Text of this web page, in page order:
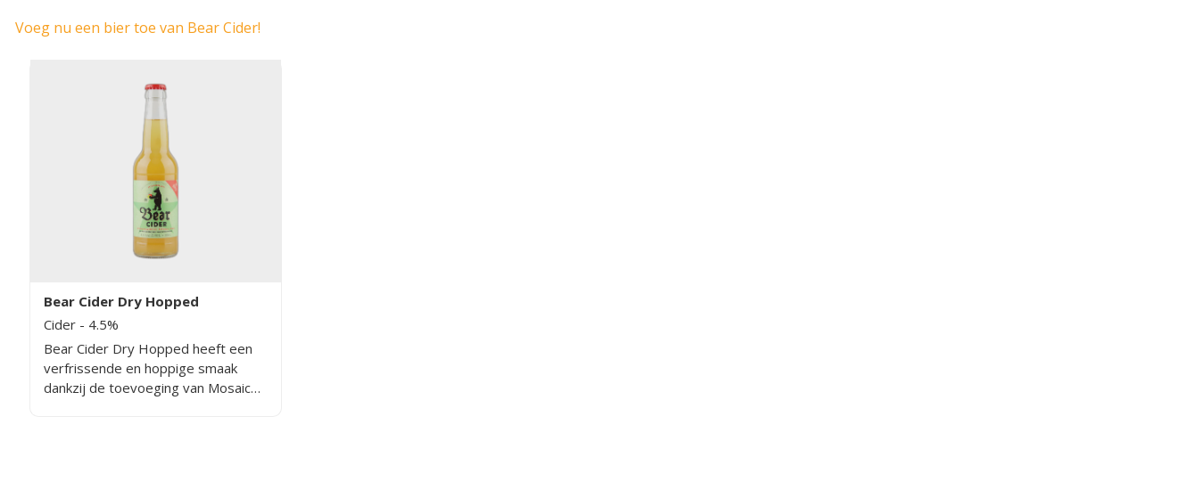
Voeg nu een bier toe van Bear Cider!
Bear Cider Dry Hopped
Cider - 4.5%
Bear Cider Dry Hopped heeft een
verfrissende en hoppige smaak
dankzij de toevoeging van Mosaic